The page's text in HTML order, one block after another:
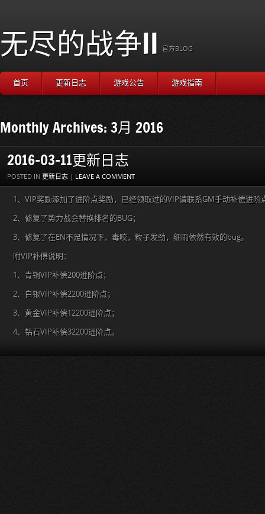
无尽的战争II 官方BLOG
首页 更新日志 游戏公告 游戏指南
Monthly Archives: 3月 2016
2016-03-11更新日志
POSTED IN 更新日志 | LEAVE A COMMENT
1、VIP奖励添加了进阶点奖励，已经领取过的VIP请联系GM手动补偿进阶
2、修复了势力战会替换排名的BUG；
3、修复了在EN不足情况下，毒咬，粒子发劲，细雨依然有效的bug。
附VIP补偿说明：
1、青铜VIP补偿200进阶点；
2、白银VIP补偿2200进阶点；
3、黄金VIP补偿12200进阶点；
4、钻石VIP补偿32200进阶点。